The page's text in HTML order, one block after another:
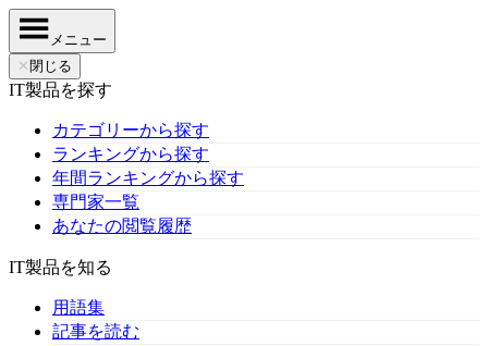
メニュー
✕ 閉じる
IT製品を探す
カテゴリーから探す
ランキングから探す
年間ランキングから探す
専門家一覧
あなたの閲覧履歴
IT製品を知る
用語集
記事を読む